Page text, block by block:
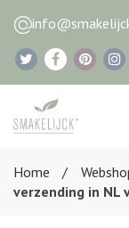
Home
verzending in NL